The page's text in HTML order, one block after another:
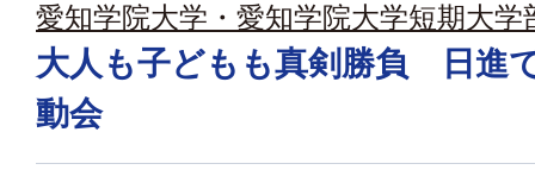
愛知学院大学・愛知学院大学短期大学
大人も子どもも真剣勝負 日進
動会